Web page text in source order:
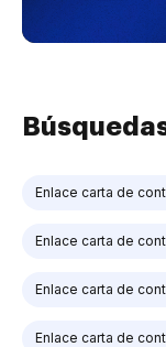
Enlace carta de
Enlace carta de
Enlace carta de
Enlace carta de